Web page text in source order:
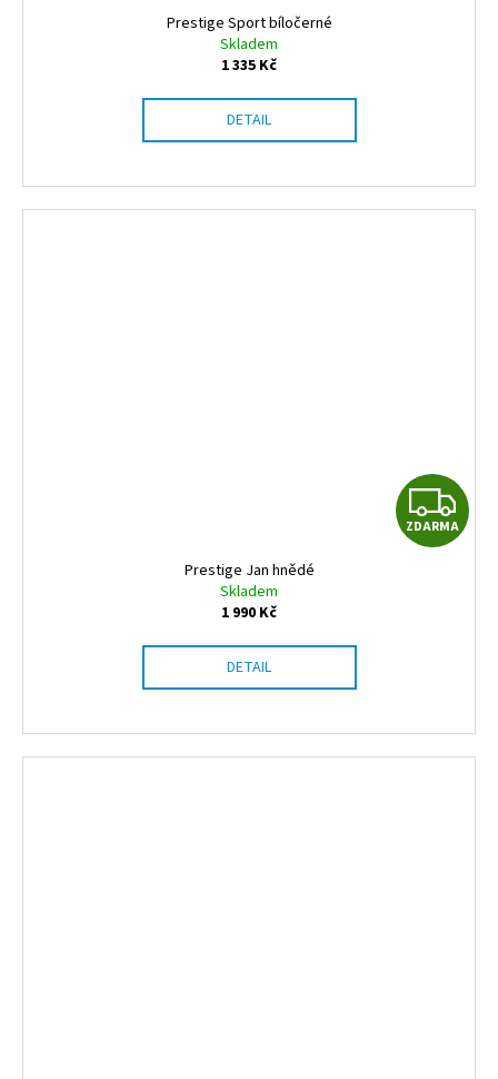
Prestige Sport bíločerné
Skladem
1 335 Kč
DETAIL
Z
D
A
ZDARMA
Prestige Jan hnědé
Skladem
1 990 Kč
DETAIL